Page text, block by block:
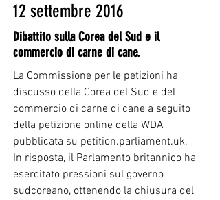
12 settembre 2016
Dibattito sulla Corea del Sud e il
commercio di carne di cane.
La Commissione per le petizioni ha
discusso della Corea del Sud e del
commercio di carne di cane a seguito
della petizione online della WDA
pubblicata su petition.parliament.uk.
In risposta, il Parlamento britannico ha
esercitato pressioni sul governo
sudcoreano, ottenendo la chiusura del